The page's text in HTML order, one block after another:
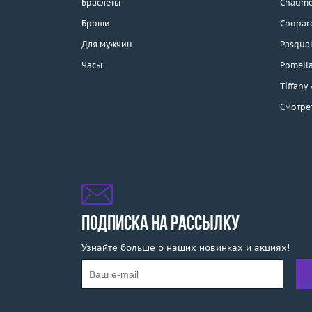
Бесплатная доставка
Покупка и оплата
Браслеты
Броши
Для мужчин
Часы
Tiffany
ПОДПИСКА НА РАССЫЛКУ
Узнайте больше о наших новинках и акциях!